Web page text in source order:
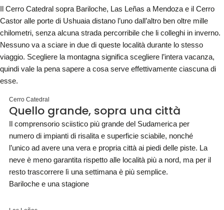
Il Cerro Catedral sopra Bariloche, Las Leñas a Mendoza e il Cerro
Castor alle porte di Ushuaia distano l’uno dall’altro ben oltre mille
chilometri, senza alcuna strada percorribile che li colleghi in inverno.
Nessuno va a sciare in due di queste località durante lo stesso
viaggio. Scegliere la montagna significa scegliere l’intera vacanza,
quindi vale la pena sapere a cosa serve effettivamente ciascuna di
esse.
Cerro Catedral
Quello grande, sopra una città
Il comprensorio sciistico più grande del Sudamerica per
numero di impianti di risalita e superficie sciabile, nonché
l’unico ad avere una vera e propria città ai piedi delle piste. La
neve è meno garantita rispetto alle località più a nord, ma per il
resto trascorrere lì una settimana è più semplice.
Bariloche e una stagione